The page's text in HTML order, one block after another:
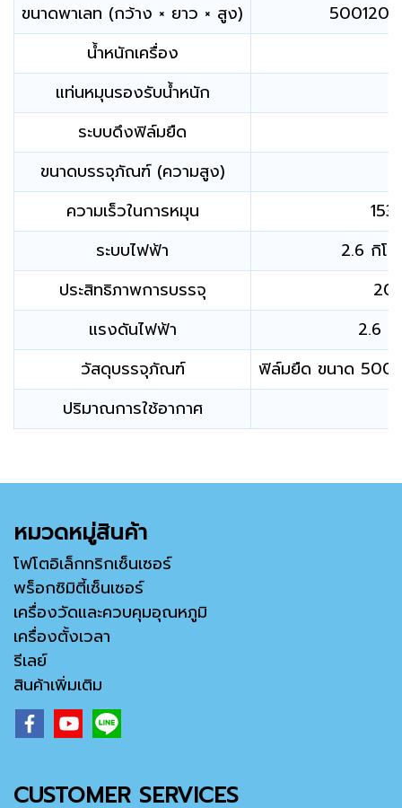
ขนาดพาเลท (กว้าง × ยาว × สูง)
น้ำหนักเครื่อง
แท่นหมุนรองรับน้ำหนัก
ระบบดึงฟิล์มยืด
ขนาดบรรจุภัณฑ์ (ความสูง)
ความเร็วในการหมุน
ระบบไฟฟ้า
2.6 กิโ
ประสิทธิภาพการบรรจุ
แรงดันไฟฟ้า
2.6
วัสดุบรรจุภัณฑ์
ฟิล์มยืด ขนาด 500
ปริมาณการใช้อากาศ
หมวดหมู่สินค้า
โฟโตอิเล็กทริกเซ็นเซอร์
พร็อกซิมิตี้เซ็นเซอร์
เครื่องวัดและควบคุมอุณหภูมิ
เครื่องตั้งเวลา
รีเลย์
สินค้าเพิ่มเติม
CUSTOMER SERVICES